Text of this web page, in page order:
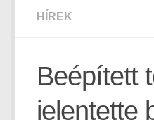
HÍREK
Beépített
jelentette